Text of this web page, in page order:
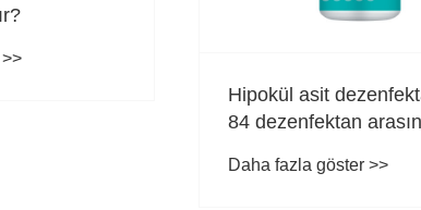
Hipokül asit
84 dezenfektan
Daha fazla göster >>